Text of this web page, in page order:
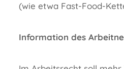
(wie etwa Fast-Food-
Information des